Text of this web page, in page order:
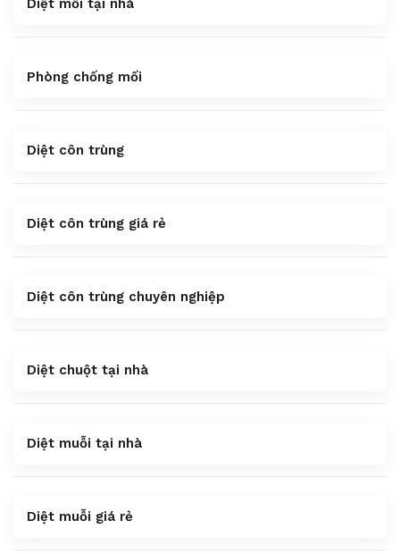
Diệt mối tại nhà
Phòng chống mối
Diệt côn trùng
Diệt côn trùng giá rẻ
Diệt côn trùng chuyên nghiệp
Diệt chuột tại nhà
Diệt muỗi tại nhà
Diệt muỗi giá rẻ